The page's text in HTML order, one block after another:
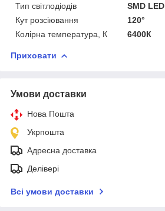
Тип світлодіодів
SMD LED
Кут розсіювання
120°
Колірна температура, К
6400К
Приховати
Умови доставки
Нова Пошта
Укрпошта
Адресна доставка
Делівері
Всі умови доставки